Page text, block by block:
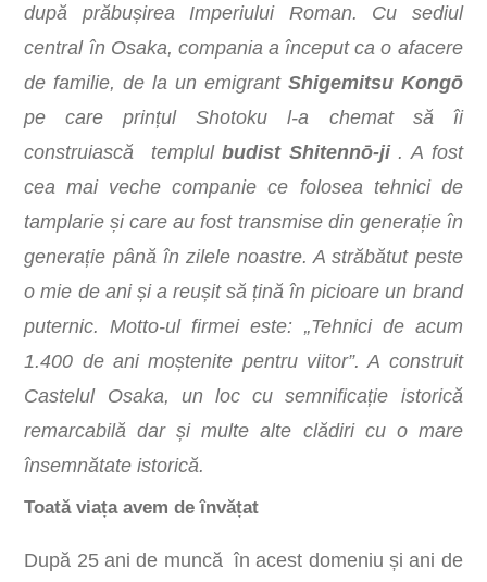
după prăbușirea Imperiului Roman. Cu sediul
central în Osaka, compania a început ca o afacere
de familie, de la un emigrant Shigemitsu Kongō
pe care prințul Shotoku l-a chemat să îi
construiască templulbudist Shitennō-ji. A fost
cea mai veche companie ce folosea tehnici de
tamplarie și care au fost transmise din generație în
generație până în zilele noastre. A străbătut peste
o mie de ani și a reușit să țină în picioare un brand
puternic. Motto-ul firmei este: „Tehnici de acum
1.400 de ani moștenite pentru viitor”. A construit
Castelul Osaka, un loc cu semnificație istorică
remarcabilă dar și multe alte clădiri cu o mare
însemnătate istorică.
Toată viața avem de învățat
După 25 ani de muncă în acest domeniu și ani de